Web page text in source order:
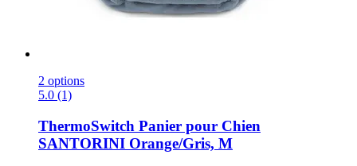
2 options
5.0 (1)
ThermoSwitch Panier pour Chien
SANTORINI Orange/Gris, M